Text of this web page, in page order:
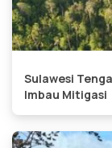
Sulawesi
Imbau Mitigasi